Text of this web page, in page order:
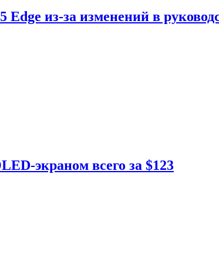
из-за изменений в
экраном всего за $123